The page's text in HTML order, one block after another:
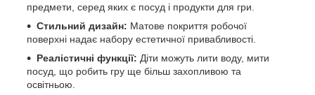
предмети, серед яких є посуд і продукти для гри.
Стильний дизайн: Матове покриття робочої
поверхні надає набору естетичної привабливості.
Реалістичні функції: Діти можуть лити воду, мити
посуд, що робить гру ще більш захопливою та
освітньою.